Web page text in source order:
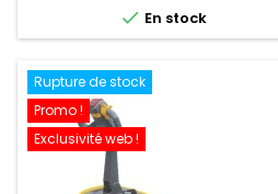
 En stock
Rupture de stock
Promo !
Exclusivité web !